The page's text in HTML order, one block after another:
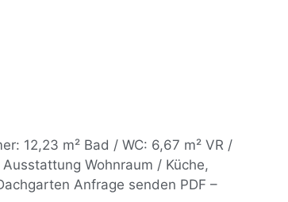
12,23 m² Bad / WC: 6,67 m² VR /
Wohnraum / Küche,
Anfrage senden PDF –